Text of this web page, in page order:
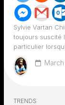
Sylvie Vartan
toujours suscité
particulier
TRENDS